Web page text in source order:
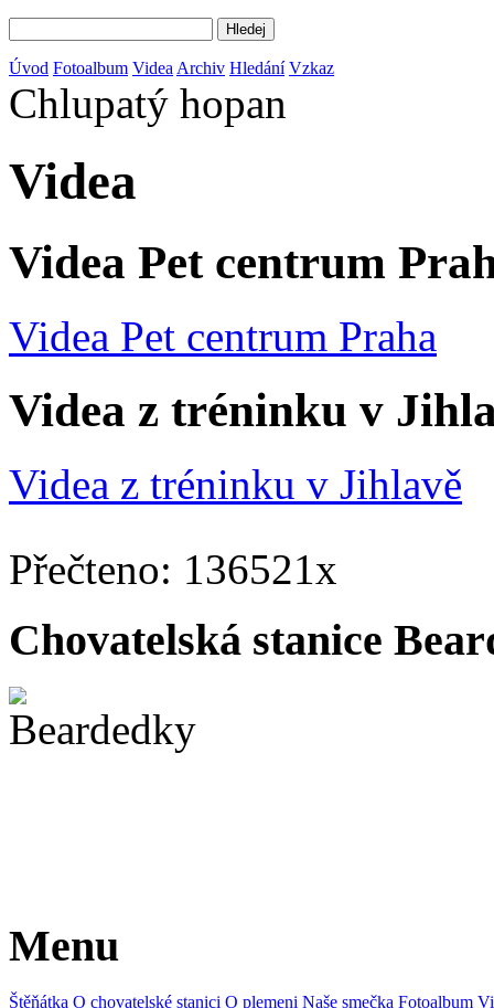
Úvod Fotoalbum Videa Archiv Hledání Vzkaz
Chlupatý hopan
Videa
Videa Pet centrum
Videa Pet centrum Praha
Videa z tréninku v
Videa z tréninku v Jihlavě
Přečteno: 136521x
Chovatelská stanice
Menu
Štěňátka O chovatelské stanici O plemeni Naše smečka Fotoalbum